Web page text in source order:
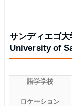
サンディエゴ大
University of
語学学校
ロケーション